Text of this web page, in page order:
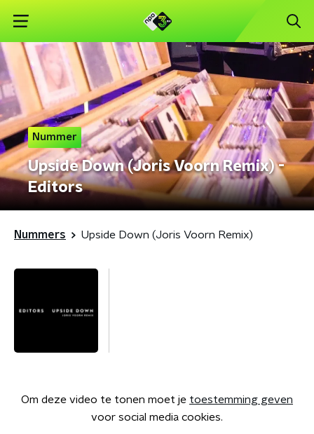
Nummer
Upside Down (Joris Voorn Remix) -
Editors
Nummers Upside Down (Joris Voorn Remix)
Om deze video te tonen moet je toestemming geven
voor social media cookies.